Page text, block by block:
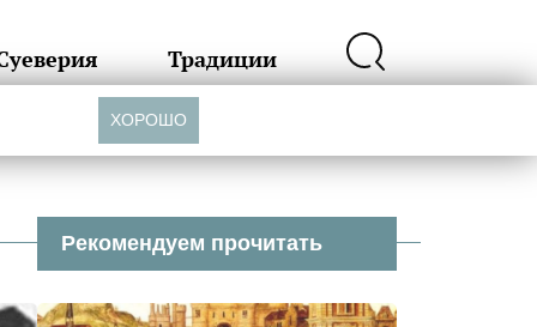
Традиции
Рекомендуем прочитать
ХОРОШО